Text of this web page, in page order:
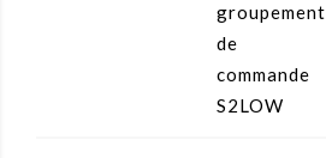
groupement
de
commande
S2LOW